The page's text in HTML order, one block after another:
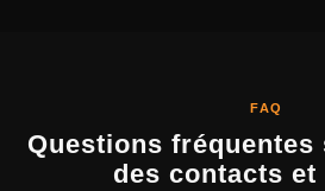
FAQ
Questions
des contacts et